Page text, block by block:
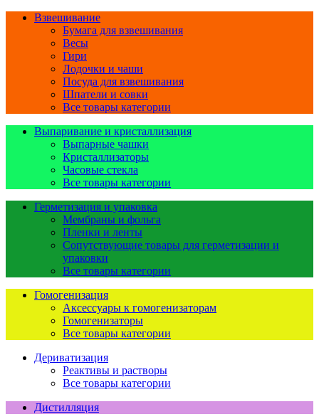
Взвешивание
Бумага для взвешивания
Весы
Гири
Лодочки и чаши
Посуда для взвешивания
Шпатели и совки
Все товары категории
Выпаривание и кристаллизация
Выпарные чашки
Кристаллизаторы
Часовые стекла
Все товары категории
Герметизация и упаковка
Мембраны и фольга
Пленки и ленты
Сопутствующие товары для герметизации и
упаковки
Все товары категории
Гомогенизация
Аксессуары к гомогенизаторам
Гомогенизаторы
Все товары категории
Дериватизация
Реактивы и растворы
Все товары категории
Дистилляция